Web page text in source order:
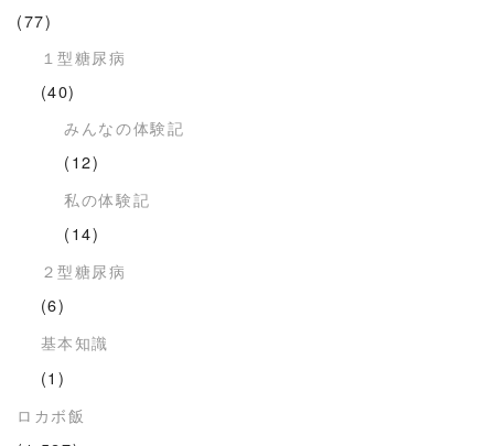
(77)
１型糖尿病
(40)
みんなの体験記
(12)
私の体験記
(14)
２型糖尿病
(6)
基本知識
(1)
ロカボ飯